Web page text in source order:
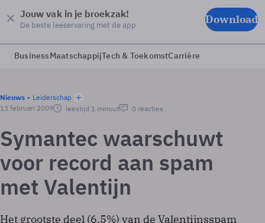
Jouw vak in je broekzak!
De beste leeservaring met de app Download
BusinessMaatschappijTech & ToekomstCarrière
Nieuws
Leiderschap
13 februari 2009
leestijd 1 minuut 0 reacties
Symantec waarschuwt
voor record aan spam
met Valentijn
Het grootste deel (6,5%) van de Valentijnsspam